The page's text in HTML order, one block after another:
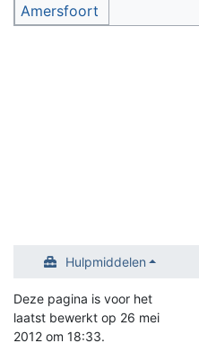
Amersfoort
Hulpmiddelen
Deze pagina is voor het
laatst bewerkt op 26 mei
2012 om 18:33.